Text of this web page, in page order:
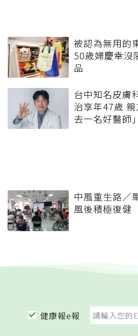
被認為無用的
50歲婦慶幸沒
品
台中知名皮膚
治享年47歲
去一名好醫師」
中風重生路／
風後積極復健
健康報e報